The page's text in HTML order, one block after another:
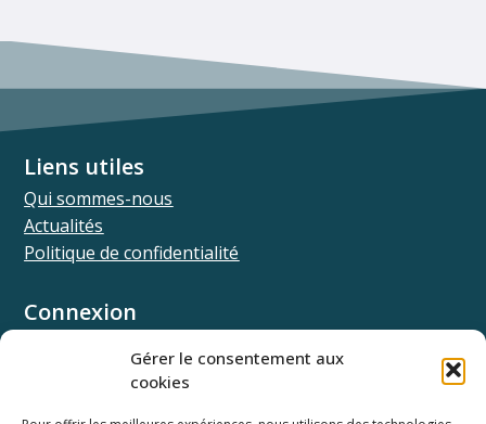
Gérer le consentement aux
cookies
Connexion
Univ.theia
Liens utiles
Qui sommes-nous
Actualités
Politique de confidentialité